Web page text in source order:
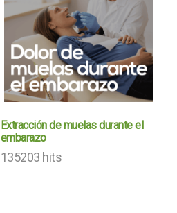
Extracción de muelas durante el
embarazo
135203 hits